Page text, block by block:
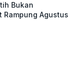
Bukan
Rampung Agustus